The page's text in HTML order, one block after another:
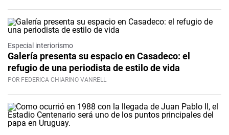
Especial interiorismo
Galería presenta su espacio en Casadeco: el
refugio de una periodista de estilo de vida
POR FEDERICA CHIARINO VANRELL